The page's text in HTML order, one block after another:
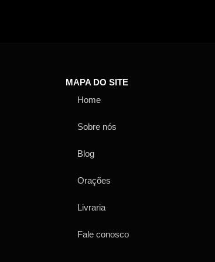
MAPA DO SITE
Home
Sobre nós
Blog
Orações
Livraria
Fale conosco